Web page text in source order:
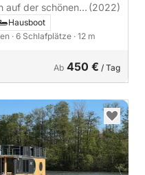
auf der schönen
(2022)
Hausboot
· 6 Schlafplätze · 12 m
Ab 450 € / Tag